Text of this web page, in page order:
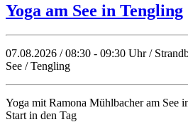
Yoga am See in Tengling
07.08.2026 / 08:30 - 09:30 Uhr /
See / Tengling
Yoga mit Ramona Mühlbacher am See
Start in den Tag